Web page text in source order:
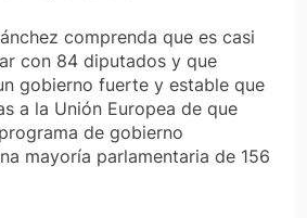
comprenda que es casi
con 84 diputados y que
gobierno fuerte y estable que
a la Unión Europea de que
de gobierno
mayoría parlamentaria de 156